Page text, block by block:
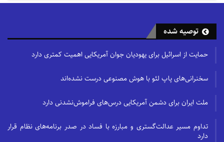
توصیه شده
حمایت از اسرائیل برای یهودیان جوان آمریکایی اهمیت کمتری دارد
سخنرانی‌های پاپ لئو با هوش مصنوعی درست نشده‌اند
ملت ایران برای دشمن آمریکایی درس‌های فراموش‌نشدنی دارد
تداوم مسیر عدالت‌گستری و مبارزه با فساد در صدر برنامه‌های نظام قرار
دارد